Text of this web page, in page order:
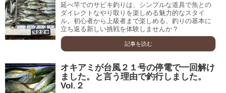
延べ竿でのサビキ釣りは、シンプルな道具で魚との
ダイレクトなやり取りを楽しめる魅力的なスタイ
ル。初心者から上級者まで楽しめる、釣りの基本に
立ち返る新しい挑戦を体験しませんか？
記事を読む
オキアミが台風２１号の停電で一回解け
ました。と言う理由で釣行しました。
Vol.２